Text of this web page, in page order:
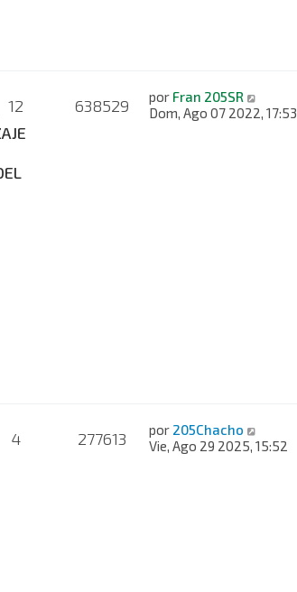
12 638529 por Fran 205SR
Dom, Ago 07 2022, 17:53
4 277613 por 205Chacho
Vie, Ago 29 2025, 15:52